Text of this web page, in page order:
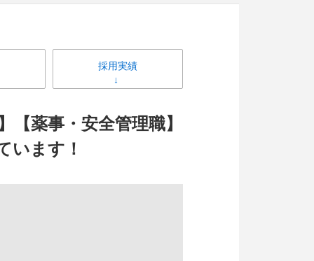
採用実績
薬事・安全管理職】
います！